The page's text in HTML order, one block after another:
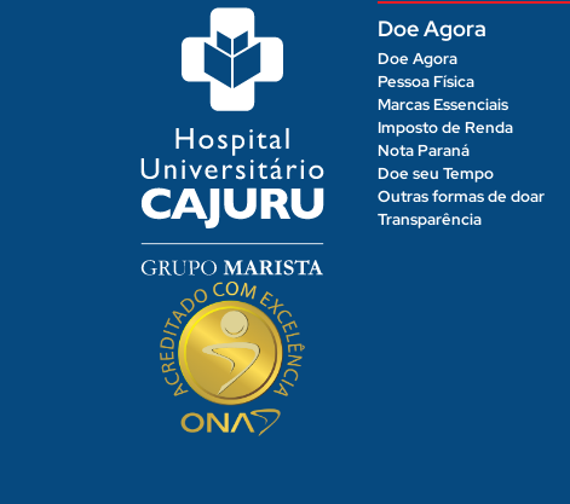
Doe Agora
Doe Agora
Pessoa Física
Marcas Essenciais
Imposto de Renda
Nota Paraná
Doe seu Tempo
Outras formas de doar
Transparência